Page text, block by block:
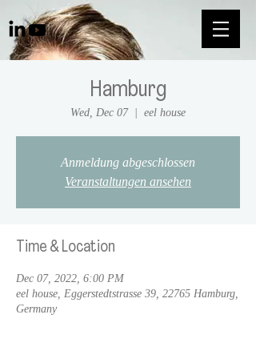
Hamburg
Wed, Dec 07
  |
eel house
Anmeldung abgeschlossen
Veranstaltungen ansehen
Time & Location
Dec 07, 2022, 6:00 PM
eel house, Eggerstedtstrasse 39, 22765 Hamburg,
Germany